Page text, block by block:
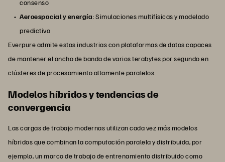
consenso
Aeroespacial y energía: Simulaciones multifísicas y modelado
predictivo
Everpure admite estas industrias con plataformas de datos capaces
de mantener el ancho de banda de varios terabytes por segundo en
clústeres de procesamiento altamente paralelos.
Modelos híbridos y tendencias de
convergencia
Las cargas de trabajo modernas utilizan cada vez más modelos
híbridos que combinan la computación paralela y distribuida, por
ejemplo, un marco de trabajo de entrenamiento distribuido como